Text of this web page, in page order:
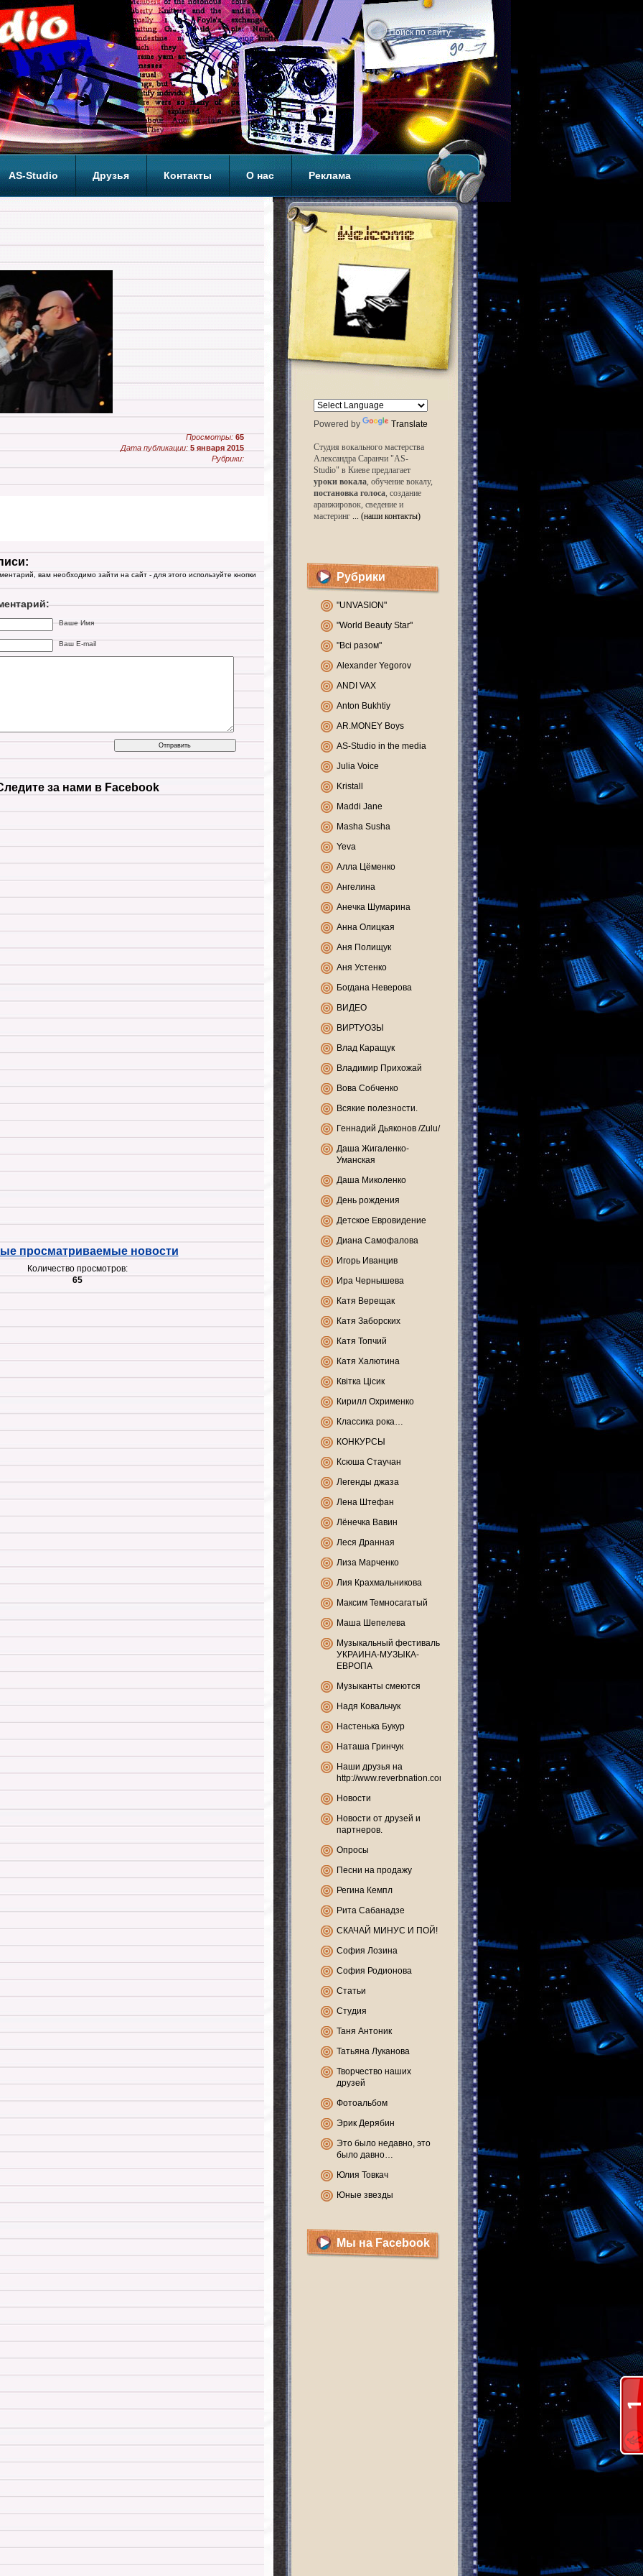
AS-Studio Друзья Контакты О нас Реклама
Просмотры: 65
Дата публикации: 5 января 2015
Рубрики:
вам необходимо зайти на сайт - для этого используйте кнопки
Ваше Имя
Ваш E-mail
за нами в Facebook
просматриваемые новости
Количество просмотров:
65
Powered by Translate
Студия вокального мастерства
Александра Саранчи "AS-
Studio" в Киеве предлагает
уроки вокала, обучение вокалу,
постановка голоса, создание
аранжировок, сведение и
мастеринг ... (наши контакты)
Рубрики
"UNVASION"
"World Beauty Star"
"Всі разом"
Alexander Yegorov
ANDI VAX
Anton Bukhtiy
AR.MONEY Boys
AS-Studio in the media
Julia Voice
Kristall
Maddi Jane
Masha Susha
Yeva
Алла Цёменко
Ангелина
Анечка Шумарина
Анна Олицкая
Аня Полищук
Аня Устенко
Богдана Неверова
ВИДЕО
ВИРТУОЗЫ
Влад Каращук
Владимир Прихожай
Вова Собченко
Всякие полезности.
Геннадий Дьяконов /Zulu/
Даша Жигаленко-
Уманская
Даша Миколенко
День рождения
Детское Евровидение
Диана Самофалова
Игорь Иванцив
Ира Чернышева
Катя Верещак
Катя Заборских
Катя Топчий
Катя Халютина
Квітка Цісик
Кирилл Охрименко
Классика рока…
КОНКУРСЫ
Ксюша Стаучан
Легенды джаза
Лена Штефан
Лёнечка Вавин
Леся Дранная
Лиза Марченко
Лия Крахмальникова
Максим Темносагатый
Маша Шепелева
Музыкальный фестиваль
УКРАИНА-МУЗЫКА-
ЕВРОПА
Музыканты смеются
Надя Ковальчук
Настенька Букур
Наташа Гринчук
Наши друзья на
http://www.reverbnation.com
Новости
Новости от друзей и
партнеров.
Опросы
Песни на продажу
Регина Кемпл
Рита Сабанадзе
СКАЧАЙ МИНУС И ПОЙ!
София Лозина
София Родионова
Статьи
Студия
Таня Антоник
Татьяна Луканова
Творчество наших
друзей
Фотоальбом
Эрик Дерябин
Это было недавно, это
было давно…
Юлия Товкач
Юные звезды
Мы на Facebook